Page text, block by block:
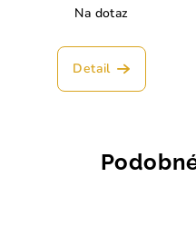
Na dotaz
Detail